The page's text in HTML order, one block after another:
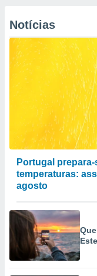
Notícias
Portugal
temperaturas:
agosto